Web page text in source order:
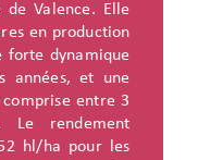
Valence. Elle
en production
forte dynamique
années, et une
entre 3
rendement
hl/ha pour les